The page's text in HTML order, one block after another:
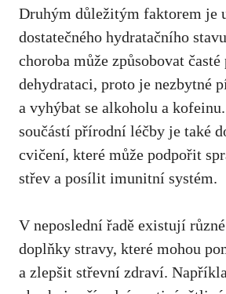
Druhým důležitým faktorem je
dostatečného hydratačního
choroba⁣ může způsobovat
dehydrataci, proto je nezbytné
a vyhýbat se alkoholu‌ a
součástí přírodní léčby je také
cvičení, které může⁣ podpořit
střev ‌a posílit⁢ imunitní systém.
V ⁣neposlední ⁢řadě⁢ existují
doplňky stravy, ⁣ které mohou
a zlepšit střevní zdraví.